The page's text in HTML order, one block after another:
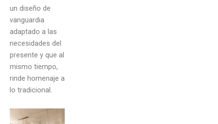
un diseño de
vanguardia
adaptado a las
necesidades del
presente y que al
mismo tiempo,
rinde homenaje a
lo tradicional.